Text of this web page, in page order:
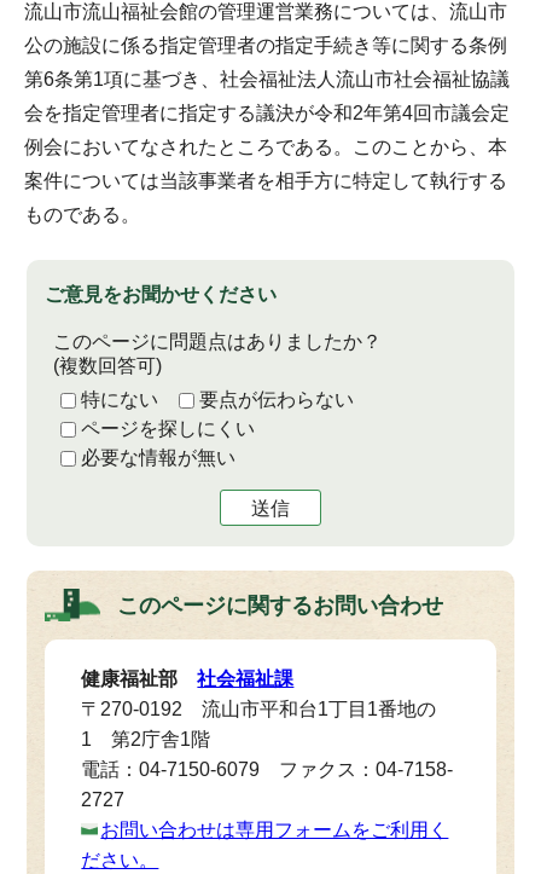
流山市流山福祉会館の管理運営業務については、流山市
公の施設に係る指定管理者の指定手続き等に関する条例
第6条第1項に基づき、社会福祉法人流山市社会福祉協議
会を指定管理者に指定する議決が令和2年第4回市議会定
例会においてなされたところである。このことから、本
案件については当該事業者を相手方に特定して執行する
ものである。
ご意見をお聞かせください
このページに問題点はありましたか？
(複数回答可)
特にない
要点が伝わらない
ページを探しにくい
必要な情報が無い
送信
このページに関するお問い合わせ
健康福祉部社会福祉課
〒270-0192 流山市平和台1丁目1番地の
1 第2庁舎1階
電話：04-7150-6079 ファクス：04-7158-
2727
お問い合わせは専用フォームをご利用く
ださい。